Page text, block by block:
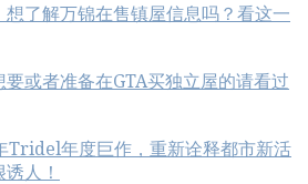
想了解万锦在售镇屋信息吗？看这一
要或者准备在GTA买独立屋的请看过
Tridel年度巨作，重新诠释都市新活
人！